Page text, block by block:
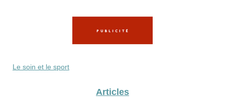
Le soin et le sport
Articles